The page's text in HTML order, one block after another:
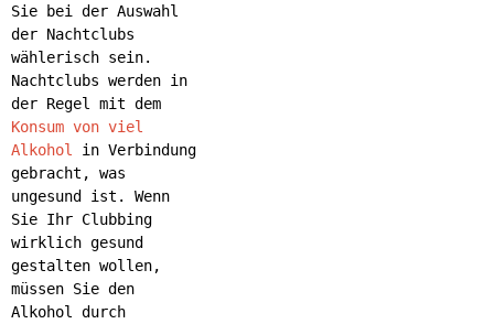
Sie bei der Auswahl
der Nachtclubs
wählerisch sein.
Nachtclubs werden in
der Regel mit dem
Konsum von viel
Alkohol
in Verbindung
gebracht, was
ungesund ist. Wenn
Sie Ihr Clubbing
wirklich gesund
gestalten wollen,
müssen Sie den
Alkohol durch